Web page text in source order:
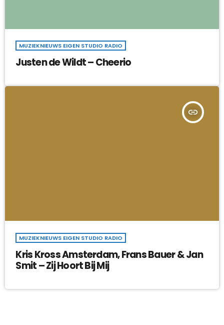
MUZIEKNIEUWS EIGEN STUDIO RADIO
Justen de Wildt – Cheerio
insert_link
MUZIEKNIEUWS EIGEN STUDIO RADIO
Kris Kross Amsterdam, Frans Bauer & Jan
Smit – Zij Hoort Bij Mij